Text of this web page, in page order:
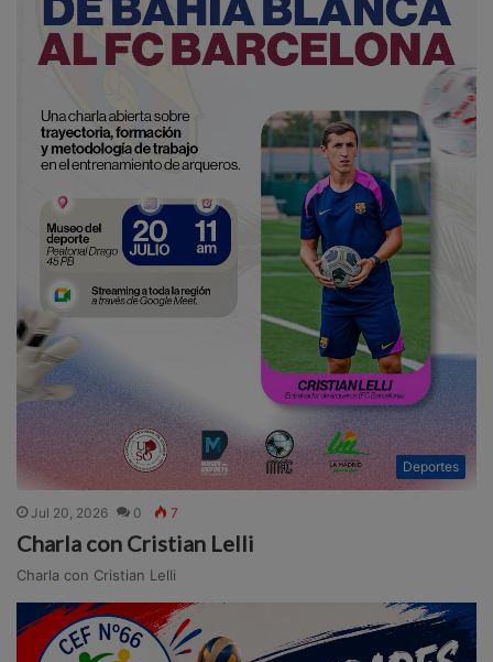
Deportes
Jul 20, 2026 0 7
Charla con Cristian Lelli
Charla con Cristian Lelli